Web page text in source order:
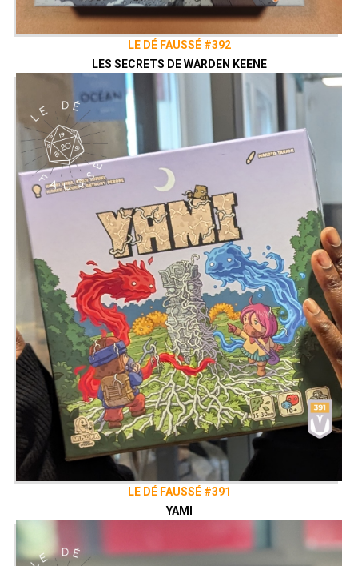
LE DÉ FAUSSÉ #392
LES SECRETS DE WARDEN KEENE
LE DÉ FAUSSÉ #391
YAMI